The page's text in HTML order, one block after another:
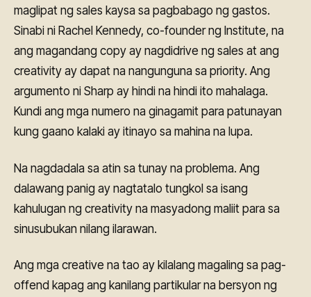
maglipat ng sales kaysa sa pagbabago ng gastos.
Sinabi ni Rachel Kennedy, co-founder ng Institute, na
ang magandang copy ay nagdidrive ng sales at ang
creativity ay dapat na nangunguna sa priority. Ang
argumento ni Sharp ay hindi na hindi ito mahalaga.
Kundi ang mga numero na ginagamit para patunayan
kung gaano kalaki ay itinayo sa mahina na lupa.
Na nagdadala sa atin sa tunay na problema. Ang
dalawang panig ay nagtatalo tungkol sa isang
kahulugan ng creativity na masyadong maliit para sa
sinusubukan nilang ilarawan.
Ang mga creative na tao ay kilalang magaling sa pag-
offend kapag ang kanilang partikular na bersyon ng